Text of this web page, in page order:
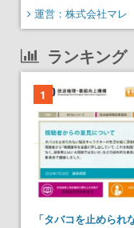
運営：株式会社マレ
ランキング
1
「タバコを止めら